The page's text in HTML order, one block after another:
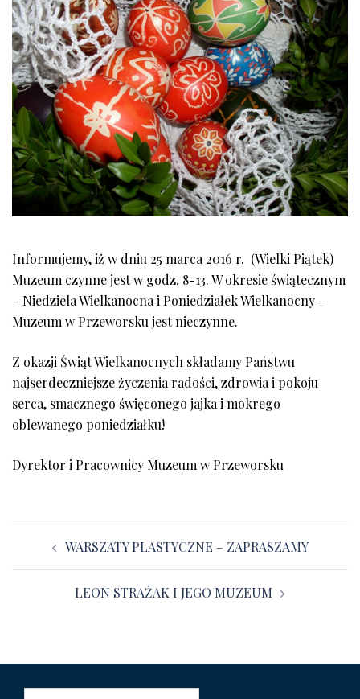
Informujemy, iż w dniu 25 marca 2016 r. (Wielki Piątek)
Muzeum czynne jest w godz. 8-13. W okresie świątecznym
– Niedziela Wielkanocna i Poniedziałek Wielkanocny –
Muzeum w Przeworsku jest nieczynne.
Z okazji Świąt Wielkanocnych składamy Państwu
najserdeczniejsze życzenia radości, zdrowia i pokoju
serca, smacznego święconego jajka i mokrego
oblewanego poniedziałku!
Dyrektor i Pracownicy Muzeum w Przeworsku
wpisyWARSZATY PLASTYCZNE – ZAPRASZAMY
LEON STRAŻAK I JEGO MUZEUM